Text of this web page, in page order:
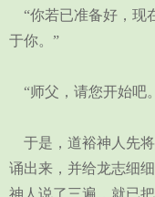
“你若已准备好，现
于你。”
“师父，请您开始吧
于是，道裕神人先将
诵出来，并给龙志细
神人说了三遍，就已